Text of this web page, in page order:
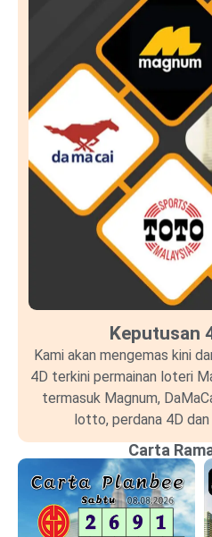
Keputusan
Kami akan mengemas kini
4D terkini permainan loteri
termasuk Magnum,
lotto, perdana 4D
Carta